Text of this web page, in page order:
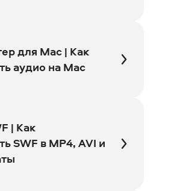
для Mac | Как
аудио на Mac
| Как
SWF в MP4, AVI и